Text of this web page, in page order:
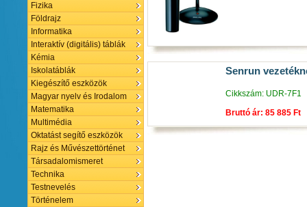
Fizika
Földrajz
Informatika
Interaktív (digitális) táblák
Kémia
Iskolatáblák
Kiegészítő eszközök
Magyar nyelv és Irodalom
Matematika
Multimédia
Oktatást segítő eszközök
Rajz és Művészettörténet
Társadalomismeret
Technika
Testnevelés
Történelem
Senrun
Cikkszám: UDR-7F1
Bruttó ár: 85 885 Ft